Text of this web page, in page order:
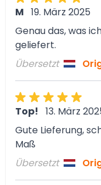
M 19. März 2025
Genau das, was
geliefert.
Übersetzt
Top!
13. März
Gute Lieferung,
Maß
Übersetzt